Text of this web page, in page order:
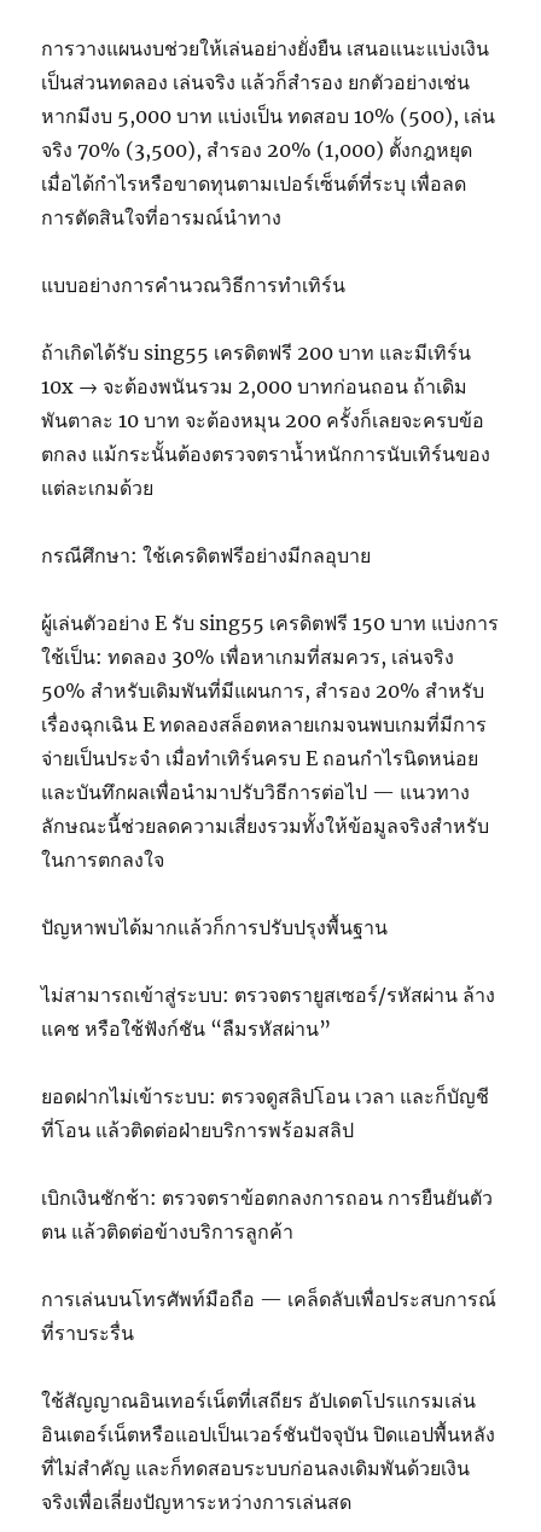
การวางแผนงบช่วยให้เล่นอย่างยั่งยืน เสนอแนะแบ่งเงิน
เป็นส่วนทดลอง เล่นจริง แล้วก็สำรอง ยกตัวอย่างเช่น
หากมีงบ 5,000 บาท แบ่งเป็น ทดสอบ 10% (500), เล่น
จริง 70% (3,500), สำรอง 20% (1,000) ตั้งกฎหยุด
เมื่อได้กำไรหรือขาดทุนตามเปอร์เซ็นต์ที่ระบุ เพื่อลด
การตัดสินใจที่อารมณ์นำทาง
แบบอย่างการคำนวณวิธีการทำเทิร์น
ถ้าเกิดได้รับ sing55 เครดิตฟรี 200 บาท และมีเทิร์น
10x → จะต้องพนันรวม 2,000 บาทก่อนถอน ถ้าเดิม
พันตาละ 10 บาท จะต้องหมุน 200 ครั้งก็เลยจะครบข้อ
ตกลง แม้กระนั้นต้องตรวจตราน้ำหนักการนับเทิร์นของ
แต่ละเกมด้วย
กรณีศึกษา: ใช้เครดิตฟรีอย่างมีกลอุบาย
ผู้เล่นตัวอย่าง E รับ sing55 เครดิตฟรี 150 บาท แบ่งการ
ใช้เป็น: ทดลอง 30% เพื่อหาเกมที่สมควร, เล่นจริง
50% สำหรับเดิมพันที่มีแผนการ, สำรอง 20% สำหรับ
เรื่องฉุกเฉิน E ทดลองสล็อตหลายเกมจนพบเกมที่มีการ
จ่ายเป็นประจำ เมื่อทำเทิร์นครบ E ถอนกำไรนิดหน่อย
และบันทึกผลเพื่อนำมาปรับวิธีการต่อไป — แนวทาง
ลักษณะนี้ช่วยลดความเสี่ยงรวมทั้งให้ข้อมูลจริงสำหรับ
ในการตกลงใจ
ปัญหาพบได้มากแล้วก็การปรับปรุงพื้นฐาน
ไม่สามารถเข้าสู่ระบบ: ตรวจตรายูสเซอร์/รหัสผ่าน ล้าง
แคช หรือใช้ฟังก์ชัน “ลืมรหัสผ่าน”
ยอดฝากไม่เข้าระบบ: ตรวจดูสลิปโอน เวลา และก็บัญชี
ที่โอน แล้วติดต่อฝ่ายบริการพร้อมสลิป
เบิกเงินชักช้า: ตรวจตราข้อตกลงการถอน การยืนยันตัว
ตน แล้วติดต่อข้างบริการลูกค้า
การเล่นบนโทรศัพท์มือถือ — เคล็ดลับเพื่อประสบการณ์
ที่ราบระรื่น
ใช้สัญญาณอินเทอร์เน็ตที่เสถียร อัปเดตโปรแกรมเล่น
อินเตอร์เน็ตหรือแอปเป็นเวอร์ชันปัจจุบัน ปิดแอปพื้นหลัง
ที่ไม่สำคัญ และก็ทดสอบระบบก่อนลงเดิมพันด้วยเงิน
จริงเพื่อเลี่ยงปัญหาระหว่างการเล่นสด